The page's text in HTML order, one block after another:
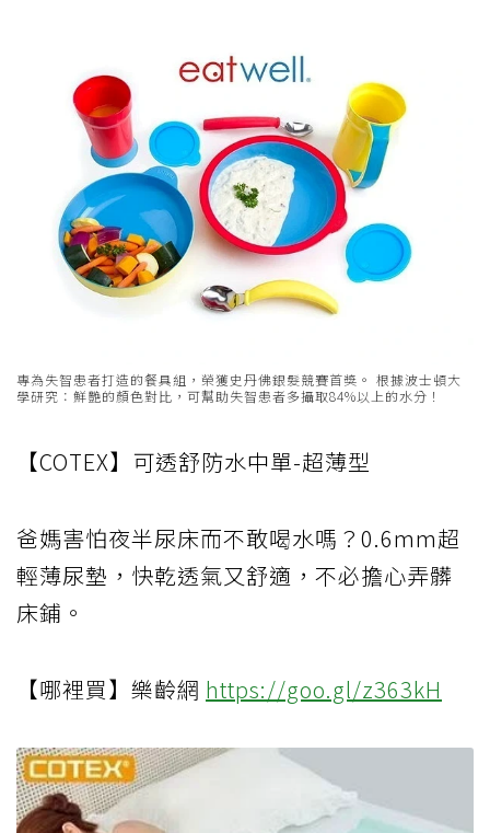
專為失智患者打造的餐具組，榮獲史丹佛銀髮競賽首獎。 根據波士頓大
學研究：鮮艷的顏色對比，可幫助失智患者多攝取84%以上的水分！
【COTEX】可透舒防水中單-超薄型
爸媽害怕夜半尿床而不敢喝水嗎？0.6mm超
輕薄尿墊，快乾透氣又舒適，不必擔心弄髒
床鋪。
【哪裡買】樂齡網 https://goo.gl/z363kH